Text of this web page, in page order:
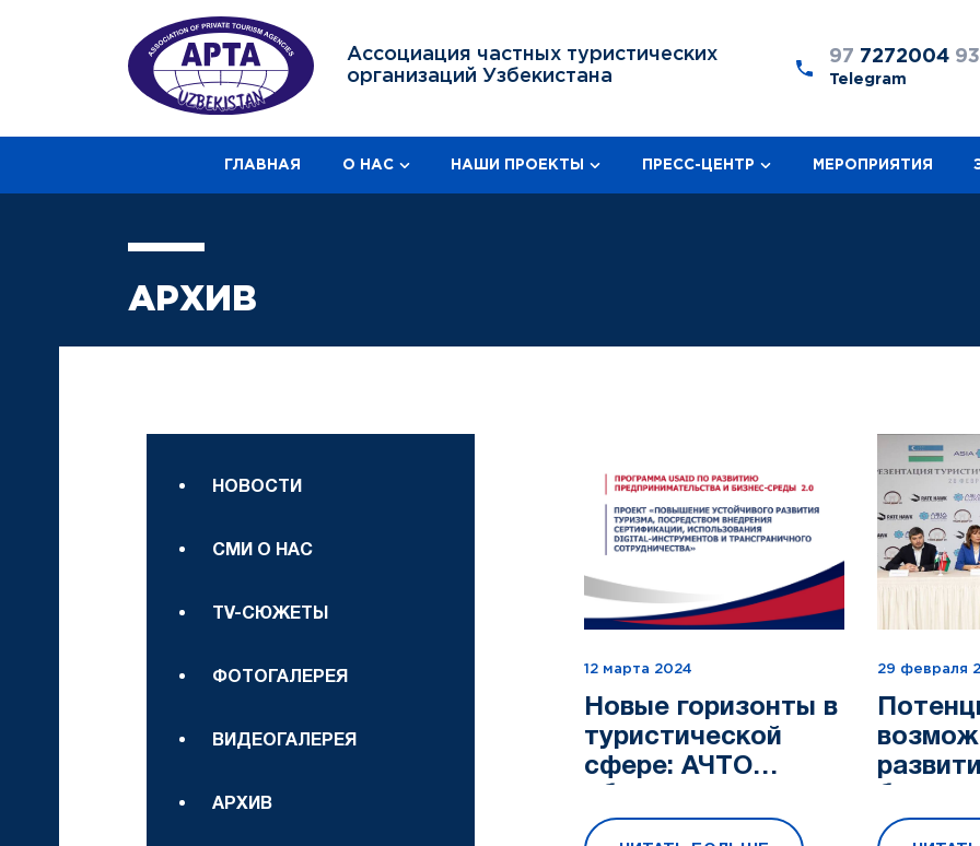
Ассоциация частных туристических
организаций Узбекистана
97 7272004
Telegram
ГЛАВНАЯ О НАС НАШИ ПРОЕКТЫ ПРЕСС-ЦЕНТР МЕРОПРИЯТИЯ
АРХИВ
НОВОСТИ
СМИ О НАС
TV-СЮЖЕТЫ
ФОТОГАЛЕРЕЯ
ВИДЕОГАЛЕРЕЯ
АРХИВ
12 марта 2024
Новые горизонты в
туристической
сфере: АЧТО
запуске нового
29 февраля